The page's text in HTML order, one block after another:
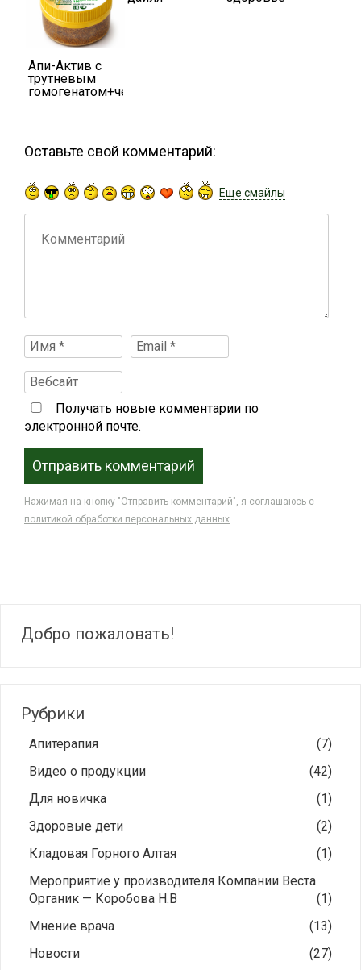
Апи-Актив с
трутневым
гомогенатом+черникой
Оставьте свой комментарий:
Еще смайлы
Получать новые комментарии по
электронной почте.
Нажимая на кнопку "Отправить комментарий", я соглашаюсь с
политикой обработки персональных данных
Добро пожаловать!
Рубрики
Апитерапия
(7)
Видео о продукции
(42)
Для новичка
(1)
Здоровые дети
(2)
Кладовая Горного Алтая
(1)
Мероприятие у производителя Компании Веста
Органик — Коробова Н.В
(1)
Мнение врача
(13)
Новости
(27)